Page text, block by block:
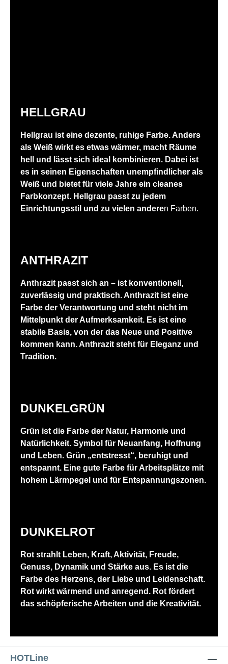
HELLGRAU
Hellgrau ist eine dezente, ruhige Farbe. Anders
als Weiß wirkt es etwas wärmer, macht Räume
hell und lässt sich ideal kombinieren. Dabei ist
es in seinen Eigenschaften unempfindlicher als
Weiß und bietet für viele Jahre ein cleanes
Farbkonzept. Hellgrau passt zu jedem
Einrichtungsstil und zu vielen anderen Farben.
ANTHRAZIT
Anthrazit passt sich an – ist konventionell,
zuverlässig und praktisch. Anthrazit ist eine
Farbe der Verantwortung und steht nicht im
Mittelpunkt der Aufmerksamkeit. Es ist eine
stabile Basis, von der das Neue und Positive
kommen kann. Anthrazit steht für Eleganz und
Tradition.
DUNKELGRÜN
Grün ist die Farbe der Natur, Harmonie und
Natürlichkeit. Symbol für Neuanfang, Hoffnung
und Leben. Grün „entstresst“, beruhigt und
entspannt. Eine gute Farbe für Arbeitsplätze mit
hohem Lärmpegel und für Entspannungszonen.
DUNKELROT
Rot strahlt Leben, Kraft, Aktivität, Freude,
Genuss, Dynamik und Stärke aus. Es ist die
Farbe des Herzens, der Liebe und Leidenschaft.
Rot wirkt wärmend und anregend. Rot fördert
das schöpferische Arbeiten und die Kreativität.
HOTLine